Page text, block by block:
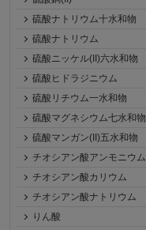
硫酸ナトリウム十水和物
硫酸ナトリウム
硫酸ニッケル(II)六水和物
硫酸ヒドラジニウム
硫酸リチウム一水和物
硫酸マグネシウム七水和物
硫酸マンガン(II)五水和物
チオシアン酸アンモニウム
チオシアン酸カリウム
チオシアン酸ナトリウム
りん酸